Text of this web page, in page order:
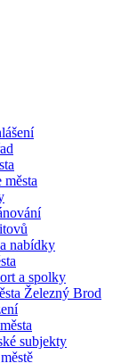
města
nabídky
a spolky
Železný Brod
subjekty